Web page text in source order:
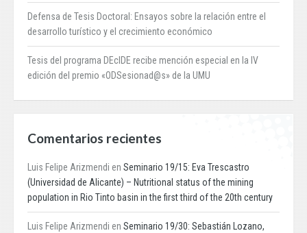
Defensa de Tesis Doctoral: Ensayos sobre la relación entre el
desarrollo turístico y el crecimiento económico
Tesis del programa DEcIDE recibe mención especial en la IV
edición del premio «ODSesionad@s» de la UMU
Comentarios recientes
Luis Felipe Arizmendi en Seminario 19/15: Eva Trescastro
(Universidad de Alicante) – Nutritional status of the mining
population in Rio Tinto basin in the first third of the 20th century
Luis Felipe Arizmendi en Seminario 19/30: Sebastián Lozano,